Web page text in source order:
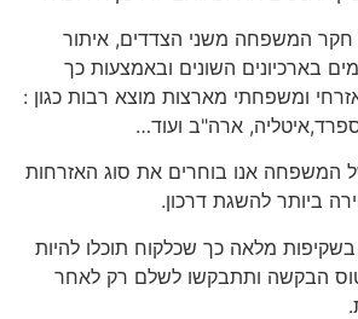
חקר המשפחה משני הצדדים, איתור
בארכיונים השונים ובאמצעות כך
ומשפחתי מארצות מוצא רבות כגון :
ארה"ב ועוד…
המשפחה אנו בוחרים את סוג האזרחות
ביותר להשגת דרכון.
מלאה כך שכלקוח תוכלו להיות
הבקשה ותתבקשו לשלם רק לאחר